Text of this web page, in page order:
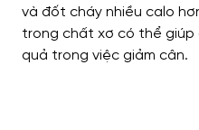
và đốt cháy nhiều calo
trong chất xơ có thể giúp
quả trong việc giảm cân.